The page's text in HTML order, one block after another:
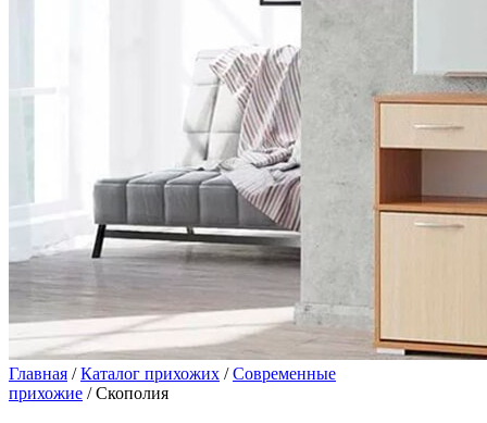
Главная /Каталог прихожих /Современные
прихожие / Скополия